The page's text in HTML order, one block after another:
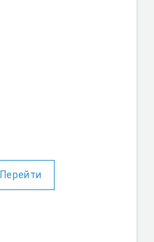
Перейти